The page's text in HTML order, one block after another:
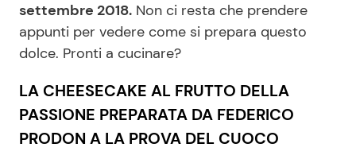
Info
Chi siamo
Disclaimer e Privacy
Redazione
settembre 2018. Non ci resta che prendere
appunti per vedere come si prepara questo
dolce. Pronti a cucinare?
LA CHEESECAKE AL FRUTTO DELLA
PASSIONE PREPARATA DA FEDERICO
PRODON A LA PROVA DEL CUOCO